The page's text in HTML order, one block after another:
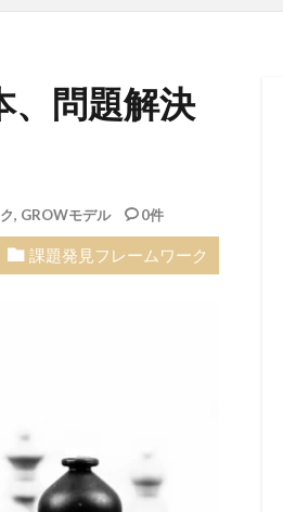
、問題解決
, GROWモデル 0件
課題発見フレームワーク